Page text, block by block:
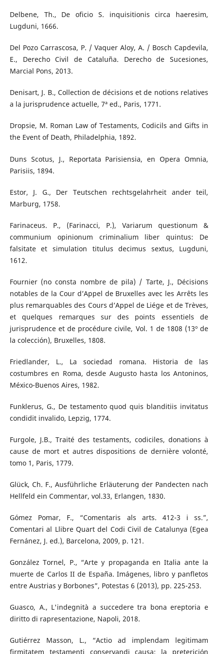
Delbene, Th., De oficio S. inquisitionis circa haeresim,
Lugduni, 1666.
Del Pozo Carrascosa, P. / Vaquer Aloy, A. / Bosch Capdevila,
E., Derecho Civil de Cataluña. Derecho de Sucesiones,
Marcial Pons, 2013.
Denisart, J. B., Collection de décisions et de notions relatives
a la jurisprudence actuelle, 7ª ed., Paris, 1771.
Dropsie, M. Roman Law of Testaments, Codicils and Gifts in
the Event of Death, Philadelphia, 1892.
Duns Scotus, J., Reportata Parisiensia, en Opera Omnia,
Parisiis, 1894.
Estor, J. G., Der Teutschen rechtsgelahrheit ander teil,
Marburg, 1758.
Farinaceus. P., (Farinacci, P.), Variarum questionum &
communium opinionum criminalium liber quintus: De
falsitate et simulation titulus decimus sextus, Lugduni,
1612.
Fournier (no consta nombre de pila) / Tarte, J., Décisions
notables de la Cour d’Appel de Bruxelles avec les Arrêts les
plus remarquables des Cours d’Appel de Liége et de Trèves,
et quelques remarques sur des points essentiels de
jurisprudence et de procédure civile, Vol. 1 de 1808 (13º de
la colección), Bruxelles, 1808.
Friedlander, L., La sociedad romana. Historia de las
costumbres en Roma, desde Augusto hasta los Antoninos,
México-Buenos Aires, 1982.
Funklerus, G., De testamento quod quis blanditiis invitatus
condidit invalido, Lepzig, 1774.
Furgole, J.B., Traité des testaments, codiciles, donations à
cause de mort et autres dispositions de dernière volonté,
tomo 1, Paris, 1779.
Glück, Ch. F., Ausführliche Erläuterung der Pandecten nach
Hellfeld ein Commentar, vol.33, Erlangen, 1830.
Gómez Pomar, F., “Comentaris als arts. 412-3 i ss.”,
Comentari al Llibre Quart del Codi Civil de Catalunya (Egea
Fernánez, J. ed.), Barcelona, 2009, p. 121.
González Tornel, P., “Arte y propaganda en Italia ante la
muerte de Carlos II de España. Imágenes, libro y panfletos
entre Austrias y Borbones”, Potestas 6 (2013), pp. 225-253.
Guasco, A., L'indegnità a succedere tra bona ereptoria e
diritto di rapresentazione, Napoli, 2018.
Gutiérrez Masson, L., “Actio ad implendam legitimam
firmitatem testamenti conservandi causa: la preterición